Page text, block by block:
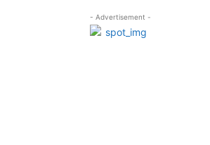
- Advertisement -